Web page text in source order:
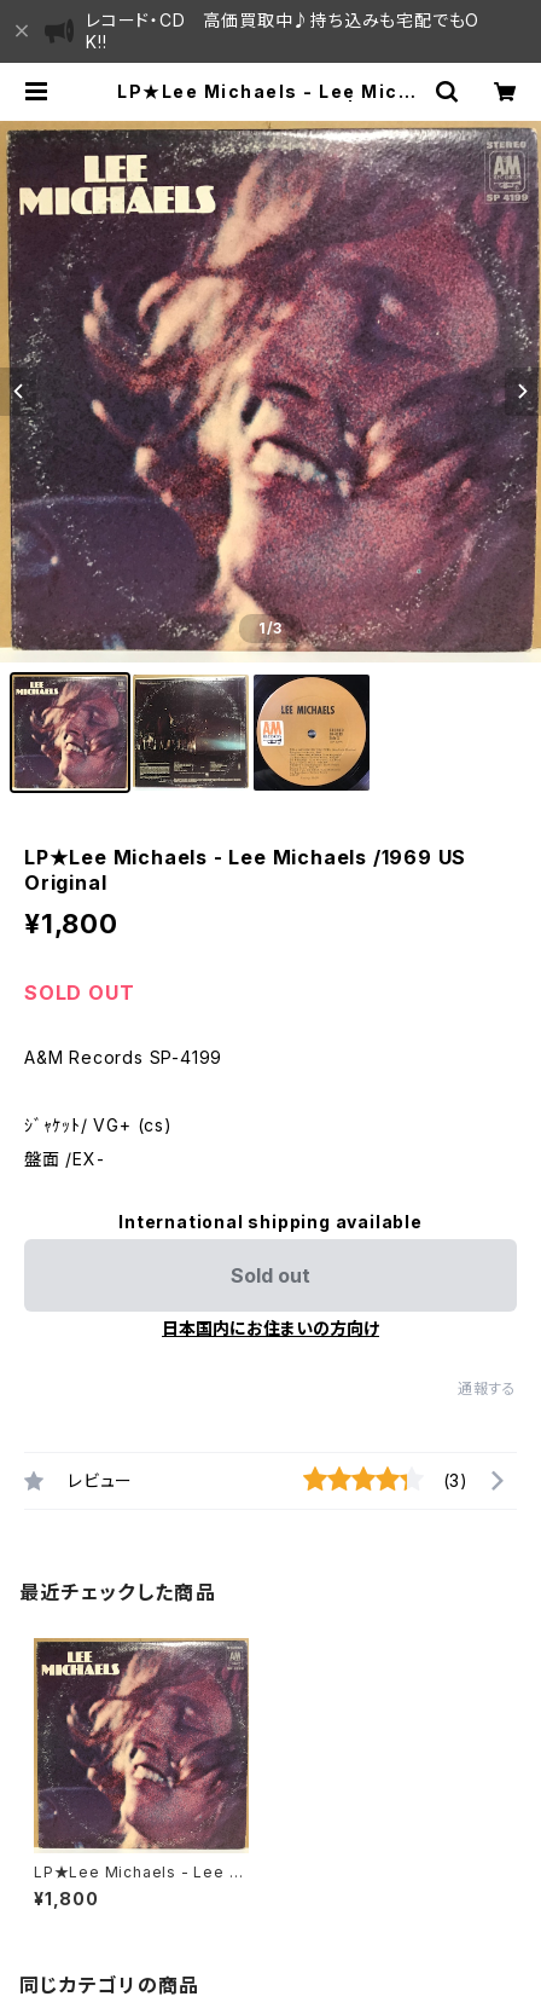
レコード・CD 高価買取中♪持ち込みも宅配でもO
K!!
LP★Lee Michaels - Lee Micha
MA HOUSE / ハレまち通りからすぐ
♫見晴らしの良いレコード屋
1/3
LP★Lee Michaels - Lee Michaels /1969 US
Original
¥1,800
SOLD OUT
A&M Records SP-4199
ｼﾞｬｹｯﾄ/ VG+ (cs)
盤面 /EX-
International shipping available
Sold out
日本国内にお住まいの方向け
通報する
レビュー (3)
最近チェックした商品
LP★Lee Michaels - Lee Mi
chaels /1969 US Original
¥1,800
同じカテゴリの商品